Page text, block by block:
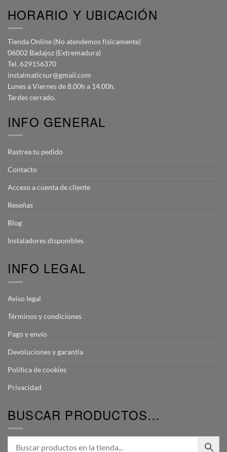
HORARIO Y UBICACIÓN
Tienda Online (No atendemos físicamente)
06002 Badajoz (Extremadura)
Tel. 629156370
instalmaticsur@gmail.com
Lunes a Viernes de 8.00h a 14.00h.
Tardes cerrado.
INFO GENERAL
Rastrea tu pedido
Contacto
Acceso a cuenta de cliente
Reseñas
Blog
Instaladores disponibles
INFO LEGAL
Aviso legal
Términos y condiciones
Pago y envío
Devoluciones y garantía
Política de cookies
Privacidad
BUSCAR PRODUCTOS…